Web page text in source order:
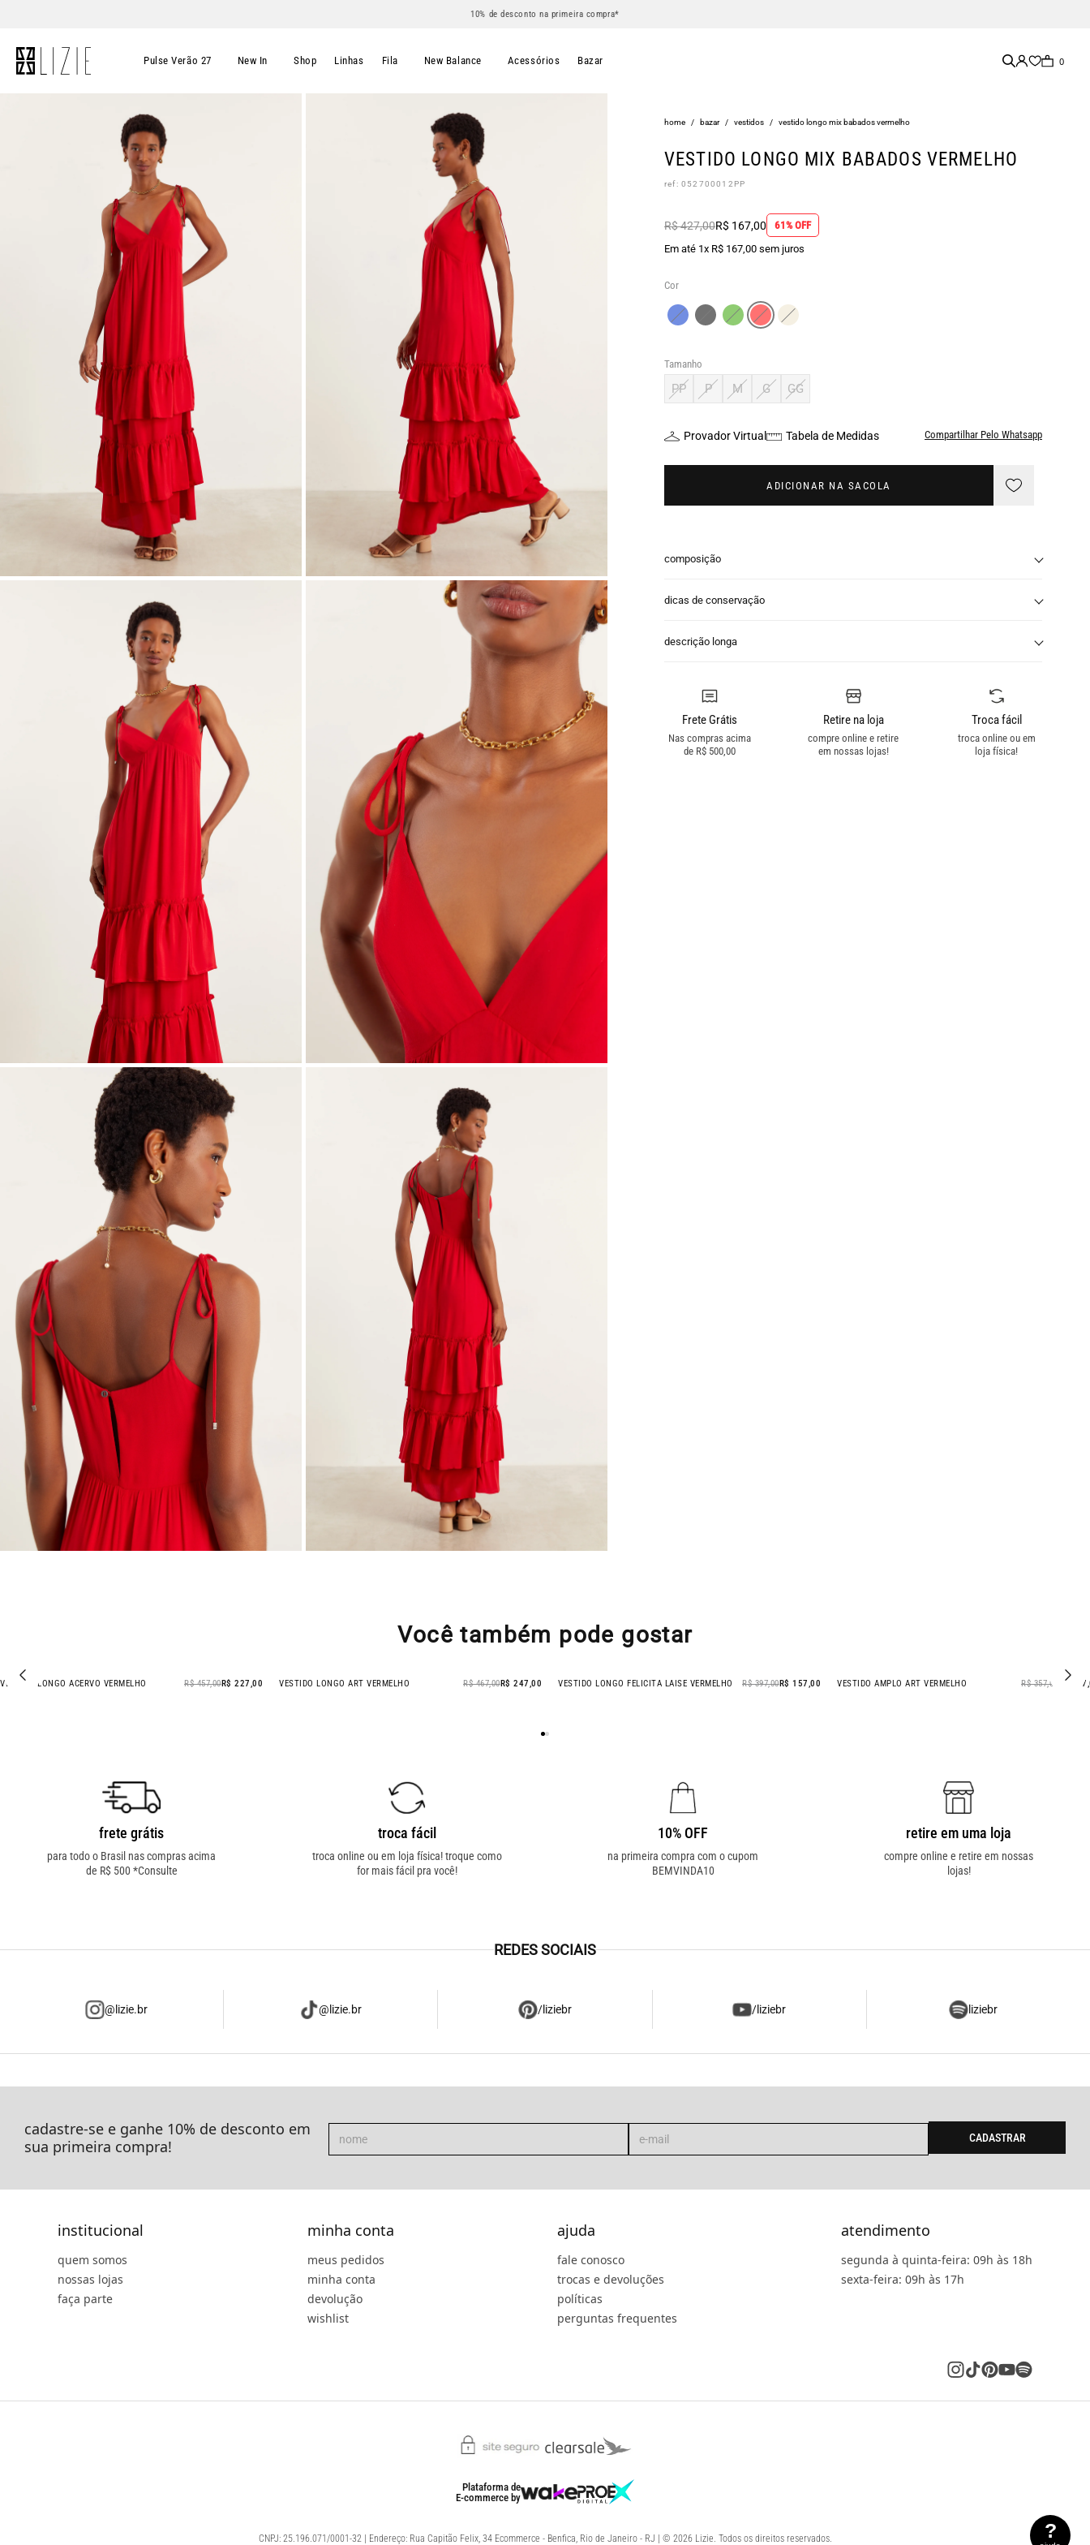
10% de desconto na primeira compra*
0
Pulse Verão 27 New In Shop Linhas Fila New Balance Acessórios Bazar
home / bazar / vestidos / vestido longo mix babados vermelho
VESTIDO LONGO MIX BABADOS VERMELHO
ref: 052700012PP
R$ 427,00R$ 167,00
61% OFF
Em até 1x R$ 167,00 sem juros
Cor
Tamanho
PP P M G GG
Provador Virtual Tabela de Medidas Compartilhar Pelo Whatsapp
ADICIONAR NA SACOLA
composição
dicas de conservação
descrição longa
Frete Grátis
Nas compras acima
de R$ 500,00
Retire na loja
compre online e retire
em nossas lojas!
Troca fácil
troca online ou em
loja física!
Você também pode gostar
- 50% OFF
VESTIDO LONGO ACERVO VERMELHO R$ 457,00R$ 227,00 - 47% OFF
VESTIDO LONGO ART VERMELHO R$ 467,00R$ 247,00 - 60% OFF
VESTIDO LONGO FELICITÁ LAISE VERMELHO R$ 397,00R$ 157,00 - 50% OFF
VESTIDO AMPLO ART VERMELHO R$ 357,00 R$
frete grátis
para todo o Brasil nas compras acima
de R$ 500 *Consulte
troca fácil
troca online ou em loja física! troque como
for mais fácil pra você!
10% OFF
na primeira compra com o cupom
BEMVINDA10
retire em uma loja
compre online e retire em nossas
lojas!
REDES SOCIAIS
@lizie.br @lizie.br /liziebr /liziebr liziebr
cadastre-se e ganhe 10% de desconto em
sua primeira compra!
CADASTRAR
institucional
quem somos
nossas lojas
faça parte
minha conta
meus pedidos
minha conta
devolução
wishlist
ajuda
fale conosco
trocas e devoluções
políticas
perguntas frequentes
atendimento
segunda à quinta-feira: 09h às 18h
sexta-feira: 09h às 17h
Plataforma de
E-commerce by
CNPJ: 25.196.071/0001-32 | Endereço: Rua Capitão Felix, 34 Ecommerce - Benfica, Rio de Janeiro - RJ | © 2026 Lizie. Todos os direitos reservados. ?